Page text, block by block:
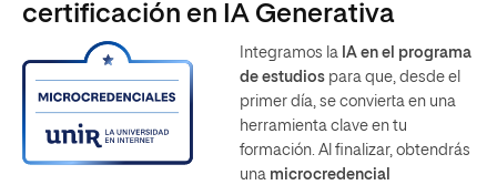
certificación en IA Generativa
Integramos la IA en el programa
de estudios para que, desde el
primer día, se convierta en una
herramienta clave en tu
formación. Al finalizar, obtendrás
una microcredencial